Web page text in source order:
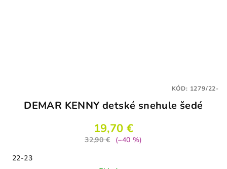
DEMAR KENNY detské snehule šedé
19,70 €
32,90 €
(–40 %)
22-23
KÓD: 1279/22-